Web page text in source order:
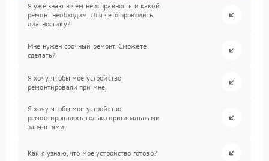
Я уже знаю в чем неисправность и какой
ремонт необходим. Для чего проводить
диагностику?
Мне нужен срочный ремонт. Сможете
сделать?
Я хочу, чтобы мое устройство
ремонтировали при мне.
Я хочу, чтобы мое устройство
ремонтировалось только оригинальными
запчастями.
Как я узнаю, что мое устройство готово?